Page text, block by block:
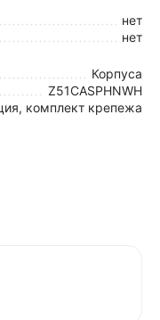
нет
нет
Корпуса
Z51CASPHNWH
комплект крепежа